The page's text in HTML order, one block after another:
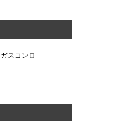
ガスコンロ